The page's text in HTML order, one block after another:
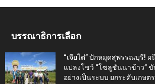
บรรณาธิการเลือก
“เจียไต๋” ปักหมุดสุพรรณบุรี! ผ
แปลงโชว์ “โซลูชันนาข้าว”
อย่างเป็นระบบ ยกระดับเกษต